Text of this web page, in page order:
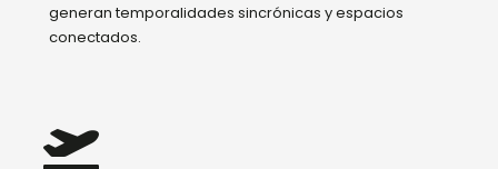
generan temporalidades sincrónicas y espacios
conectados.